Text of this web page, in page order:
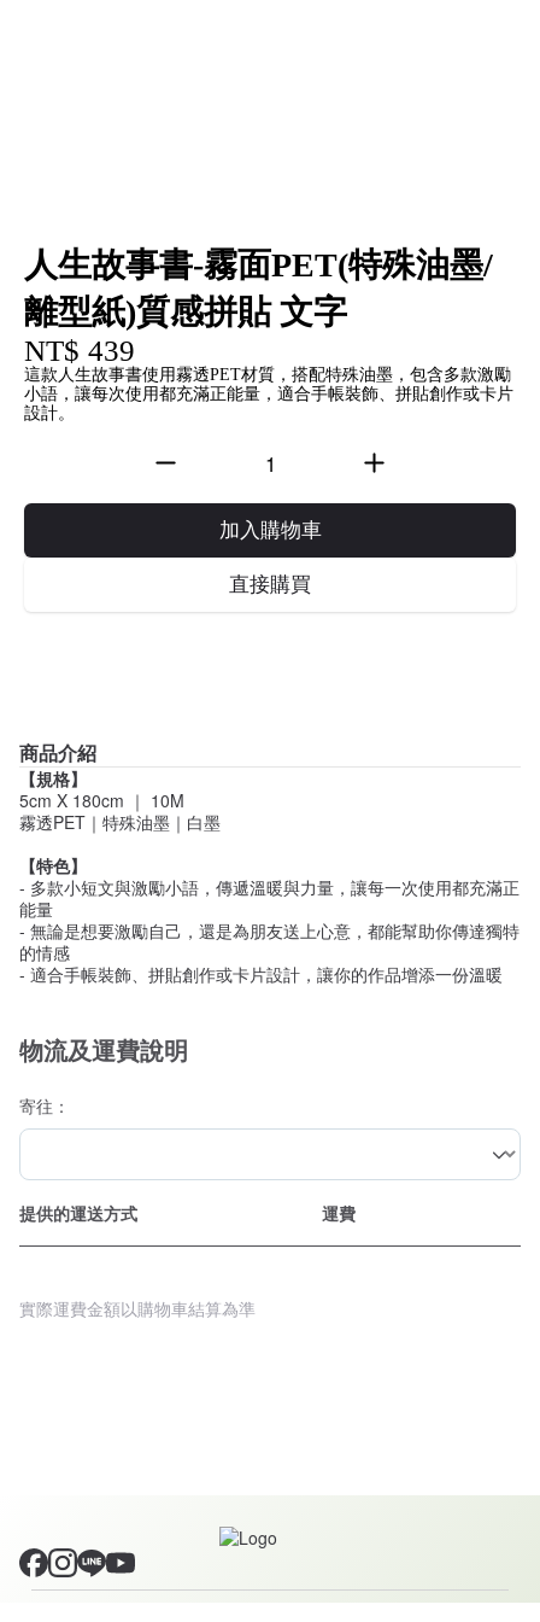
人生故事書-霧面PET(特殊油墨/
離型紙)質感拼貼 文字
NT$ 439
這款人生故事書使用霧透PET材質，搭配特殊油墨，包含多款激勵
小語，讓每次使用都充滿正能量，適合手帳裝飾、拼貼創作或卡片
設計。
加入購物車
直接購買
商品介紹
【規格】
5cm X 180cm ｜ 10M
霧透PET｜特殊油墨｜白墨
【特色】
- 多款小短文與激勵小語，傳遞溫暖與力量，讓每一次使用都充滿正
能量
- 無論是想要激勵自己，還是為朋友送上心意，都能幫助你傳達獨特
的情感
- 適合手帳裝飾、拼貼創作或卡片設計，讓你的作品增添一份溫暖
物流及運費說明
寄往：
提供的運送方式 運費
實際運費金額以購物車結算為準